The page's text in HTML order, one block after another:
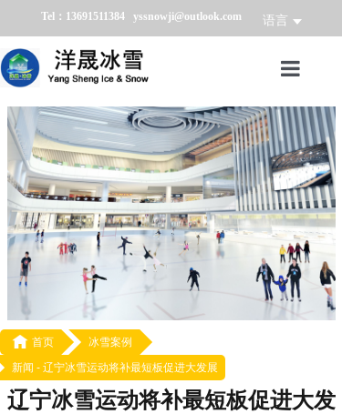
Tel：13691511384 yssnowji@outlook.com 语言
首页
冰雪产品
冰雪业务
冰雪案例
冰雪新闻
 首页
冰雪案例
新闻 - 辽宁冰雪运动将补最短板促进大发展
辽宁冰雪运动将补最短板促进大发